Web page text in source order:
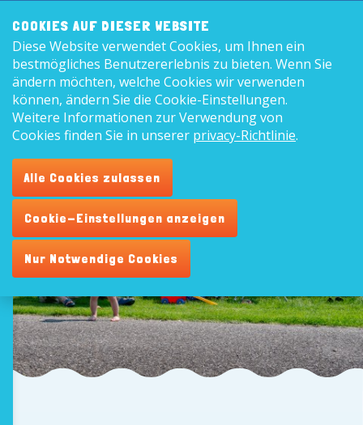
8,9
search:
Camping in Zeeland (Niederlande)
Bei Ferienpark De Vogel
COOKIES AUF DIESER WEBSITE
Diese Website verwendet Cookies, um Ihnen ein
bestmögliches Benutzererlebnis zu bieten. Wenn Sie
ändern möchten, welche Cookies wir verwenden
können, ändern Sie die Cookie-Einstellungen.
Weitere Informationen zur Verwendung von
Cookies finden Sie in unserer privacy-Richtlinie.
Alle Cookies zulassen
Cookie-Einstellungen anzeigen
Nur Notwendige Cookies